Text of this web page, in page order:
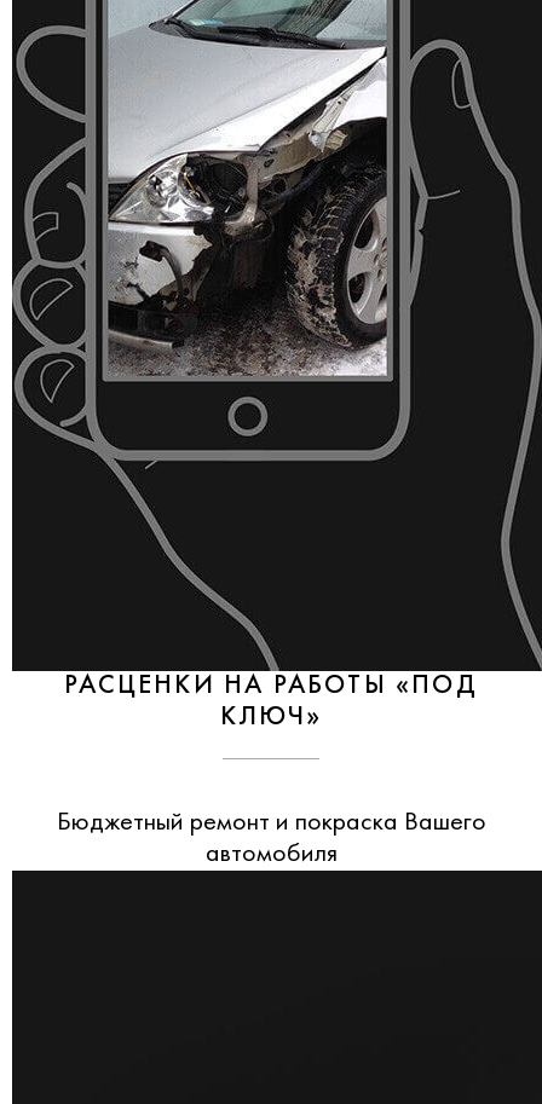
РАСЦЕНКИ НА РАБОТЫ «ПОД
КЛЮЧ»
Бюджетный ремонт и покраска Вашего
автомобиля